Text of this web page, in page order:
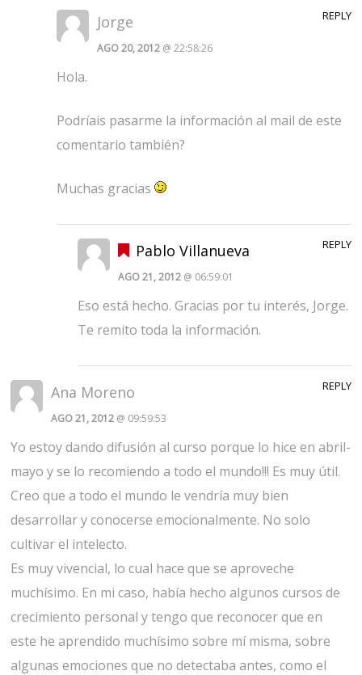
Jorge
AGO 20, 2012 @ 22:58:26
Hola.
Podríais pasarme la información al mail de este
comentario también?
Muchas gracias
REPLY
Pablo Villanueva
AGO 21, 2012 @ 06:59:01
Eso está hecho. Gracias por tu interés, Jorge.
Te remito toda la información.
REPLY
Ana Moreno
AGO 21, 2012 @ 09:59:53
Yo estoy dando difusión al curso porque lo hice en abril-
mayo y se lo recomiendo a todo el mundo!!! Es muy útil.
Creo que a todo el mundo le vendría muy bien
desarrollar y conocerse emocionalmente. No solo
cultivar el intelecto.
Es muy vivencial, lo cual hace que se aproveche
muchísimo. En mi caso, había hecho algunos cursos de
crecimiento personal y tengo que reconocer que en
este he aprendido muchísimo sobre mí misma, sobre
algunas emociones que no detectaba antes, como el
REPLY